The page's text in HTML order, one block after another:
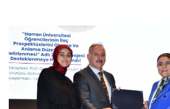
Eğitim
Spor
Gündem